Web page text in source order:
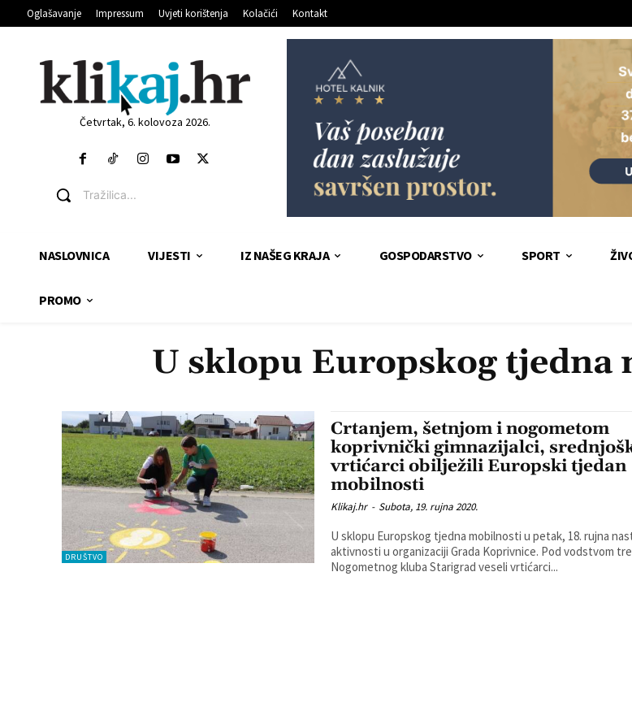
Oglašavanje Impressum Uvjeti korištenja Kolačići Kontakt
Četvrtak, 6. kolovoza 2026.
Tražilica...
NASLOVNICA VIJESTI IZ NAŠEG KRAJA GOSPODARSTVO SPORT
PROMO
U sklopu Europskog
DRUŠTVO
Crtanjem, šetnjom i nogometom
koprivnički gimnazijalci,
vrtićarci obilježili Europski tjedan
mobilnosti
Klikaj.hr - Subota, 19. rujna 2020.
U sklopu Europskog tjedna mobilnosti u petak, 18. rujna
aktivnosti u organizaciji Grada Koprivnice. Pod vodstvom trenera
Nogometnog kluba Starigrad veseli vrtićarci...